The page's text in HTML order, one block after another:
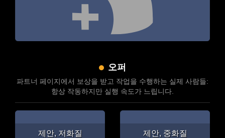
오퍼
파트너 페이지에서 보상을 받고 작업을 수행하는 실제 사람들:
항상 작동하지만 실행 속도가 느립니다.
제안, 저화질 제안, 중화질